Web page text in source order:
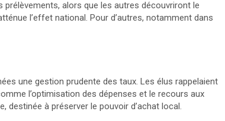
alors que les autres découvriront le
l’effet national. Pour d’autres, notamment dans
une gestion prudente des taux. Les élus rappelaient
l’optimisation des dépenses et le recours aux
destinée à préserver le pouvoir d’achat local.